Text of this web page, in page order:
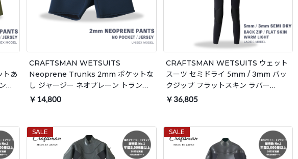
あ
ク
サ
CRAFTSMAN WETSUITS
Neoprene Trunks 2mm ポケットな
し ジャージー ネオプレーン トランク
ス ウェットパンツ ウェットスーツ サ
￥14,800
CRAFTSMAN WETSUITS ウェット
スーツ セミドライ 5mm / 3mm バッ
クジップ フラットスキン ラバー
WARM LIGHT 裏起毛 レディース 日
￥36,805
SALE SALE